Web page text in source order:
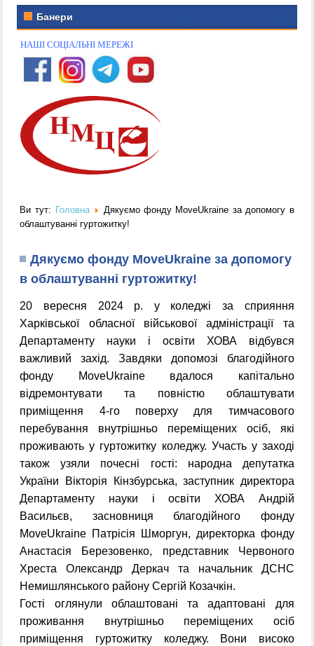
Банери
НАШІ СОЦІАЛЬНІ МЕРЕЖІ
Ви тут: Головна
Дякуємо фонду MoveUkraine за допомогу в
облаштуванні гуртожитку!
Дякуємо фонду MoveUkraine за допомогу
в облаштуванні гуртожитку!
20 вересня 2024 р. у коледжі за сприяння
Харківської обласної військової адміністрації та
Департаменту науки і освіти ХОВА відбувся
важливий захід. Завдяки допомозі благодійного
фонду MoveUkraine вдалося капітально
відремонтувати та повністю облаштувати
приміщення 4-го поверху для тимчасового
перебування внутрішньо переміщених осіб, які
проживають у гуртожитку коледжу. Участь у заході
також узяли почесні гості: народна депутатка
України Вікторія Кінзбурська, заступник директора
Департаменту науки і освіти ХОВА Андрій
Васильєв, засновниця благодійного фонду
MoveUkraine Патрісія Шморгун, директорка фонду
Анастасія Березовенко, представник Червоного
Хреста Олександр Деркач та начальник ДСНС
Немишлянського району Сергій Козачкін.
Гості оглянули облаштовані та адаптовані для
проживання внутрішньо переміщених осіб
приміщення гуртожитку коледжу. Вони високо